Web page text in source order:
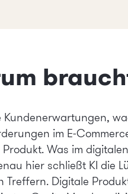
Kundenerwartungen,
im E-
Was im
hier schließt KI die
Treffern. Digitale